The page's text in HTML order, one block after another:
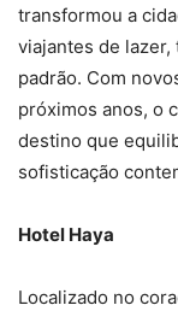
transformou a
viajantes de
padrão. Com
próximos anos, o
destino que
sofisticação
Hotel Haya
Localizado no